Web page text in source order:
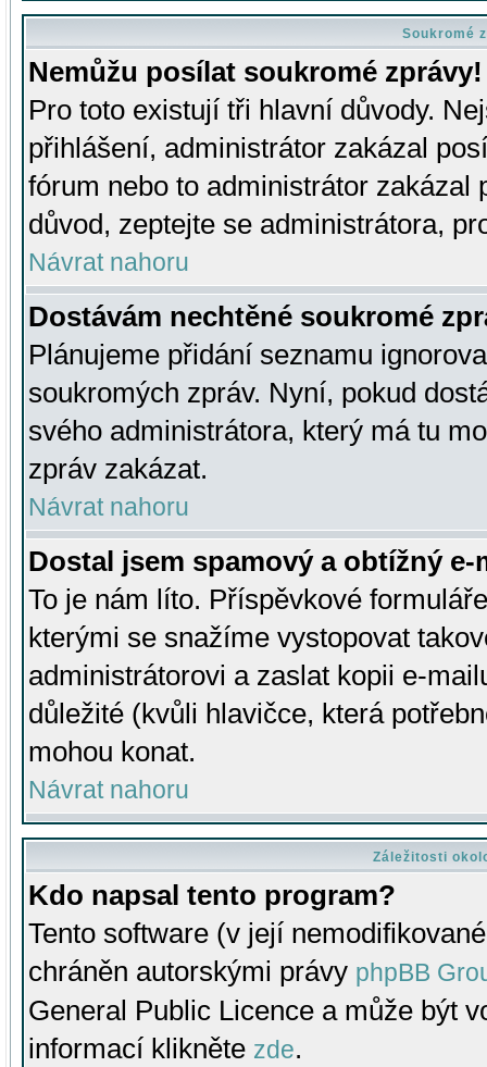
Soukromé
Nemůžu posílat soukromé zprávy!
Pro toto existují tři hlavní důvody.
přihlášení, administrátor zakázal
fórum nebo to administrátor zakázal
důvod, zeptejte se administrátora,
Návrat nahoru
Dostávám nechtěné soukromé
Plánujeme přidání seznamu
soukromých zpráv. Nyní, pokud
svého administrátora, který má tu
zpráv zakázat.
Návrat nahoru
Dostal jsem spamový a obtížný
To je nám líto. Příspěvkové
kterými se snažíme vystopovat
administrátorovi a zaslat kopii e-
důležité (kvůli hlavičce, která
mohou konat.
Návrat nahoru
Záležitosti
Kdo napsal tento program?
Tento software (v její
chráněn autorskými právy phpBB
General Public Licence a může být
informací klikněte zde.